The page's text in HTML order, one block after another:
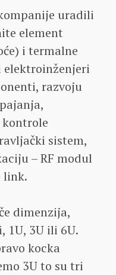
uradili
element
i termalne
elektroinženjeri
razvoju
sistem,
– RF modul
link.
dimenzija,
1U, 3U ili 6U.
kocka
3U to su tri